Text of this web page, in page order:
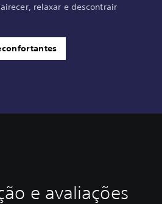
relaxar e descontrair
e avaliações